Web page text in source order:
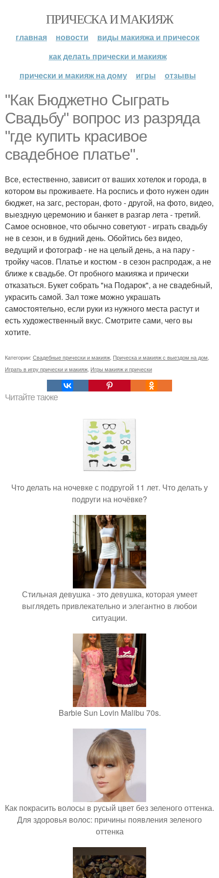
ПРИЧЕСКА И МАКИЯЖ
главная новости
виды макияжа и причесок
как делать прически и макияж
прически и макияж на дому
игры отзывы
"Как Бюджетно Сыграть
Свадьбу" вопрос из разряда
"где купить красивое
свадебное платье".
Все, естественно, зависит от ваших хотелок и города, в
котором вы проживаете. На роспись и фото нужен один
бюджет, на загс, ресторан, фото - другой, на фото, видео,
выездную церемонию и банкет в разгар лета - третий.
Самое основное, что обычно советуют - играть свадьбу
не в сезон, и в будний день. Обойтись без видео,
ведущий и фотограф - не на целый день, а на пару -
тройку часов. Платье и костюм - в сезон распродаж, а не
ближе к свадьбе. От пробного макияжа и прически
отказаться. Букет собрать "на Подарок", а не свадебный,
украсить самой. Зал тоже можно украшать
самостоятельно, если руки из нужного места растут и
есть художественный вкус. Смотрите сами, чего вы
хотите.
Категории: Свадебные прически и макияж Прическа и макияж с выездом на дом
Играть в игру прически и макияж Игры макияж и прически
Читайте также
Что делать на ночевке с подругой 11 лет. Что делать у
подруги на ночёвке?
Стильная девушка - это девушка, которая умеет
выглядеть привлекательно и элегантно в любои
ситуации.
Barbie Sun Lovin Malibu 70s.
Как покрасить волосы в русый цвет без зеленого оттенка.
Для здоровья волос: причины появления зеленого
оттенка